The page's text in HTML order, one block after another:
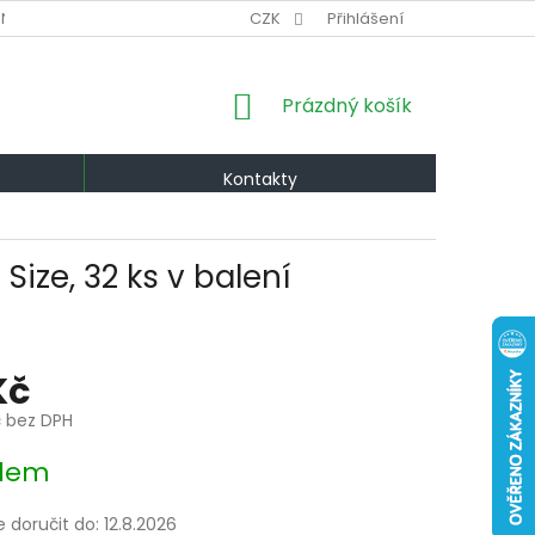
PODMÍNKY VÝMĚNA A VRÁCENÍ PODMÍNKY OCHRANY
CZK Přihlášení
NÁKUPNÍ
Prázdný košík
Kontakty
Size, 32 ks v balení
DPH
doručit do: 12.8.2026